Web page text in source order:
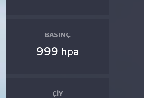
BASINÇ
999 hpa
ÇIY